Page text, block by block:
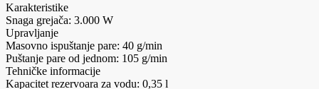
Karakteristike
Snaga grejača: 3.000 W
Upravljanje
Masovno ispuštanje pare: 40 g/min
Puštanje pare od jednom: 105 g/min
Tehničke informacije
Kapacitet rezervoara za vodu: 0,35 l